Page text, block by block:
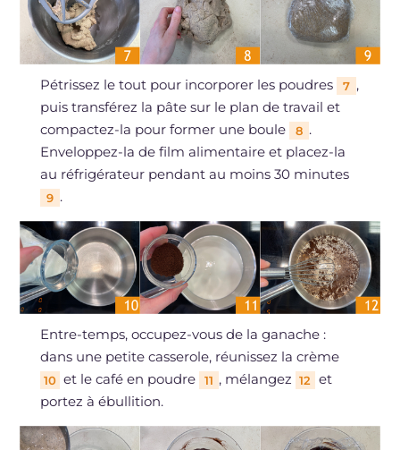
Pétrissez le tout pour incorporer les poudres 7 ,
puis transférez la pâte sur le plan de travail et
compactez-la pour former une boule
8 .
Enveloppez-la de film alimentaire et placez-la
au réfrigérateur pendant au moins 30 minutes
9 .
Entre-temps, occupez-vous de la ganache :
dans une petite casserole, réunissez la crème
10 et le café en poudre 11 , mélangez 12
et
portez à ébullition.